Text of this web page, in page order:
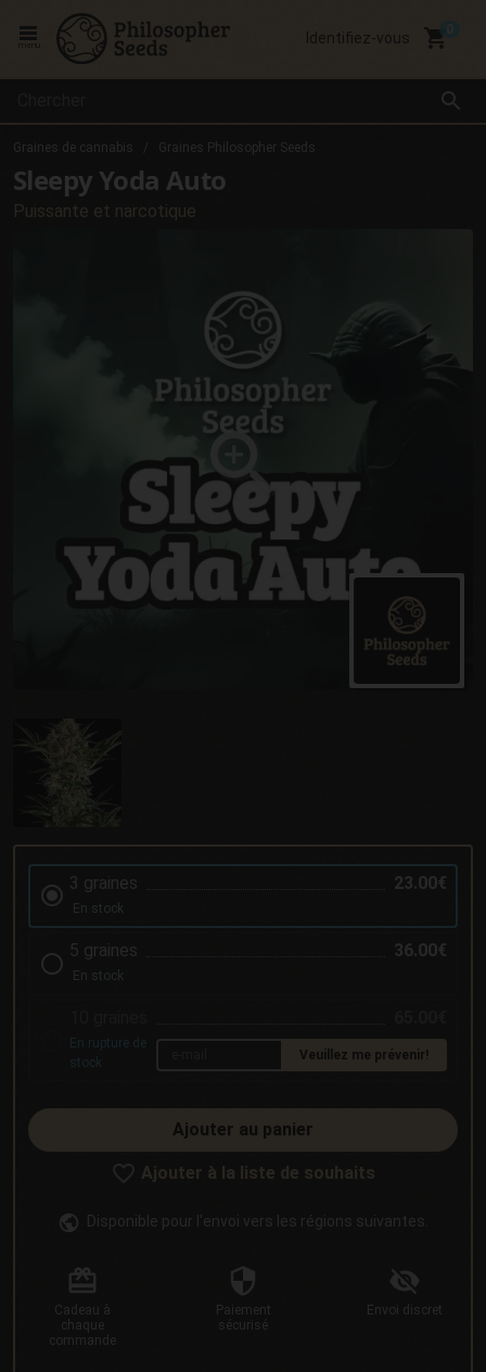
search
Identifiez-vous local_grocery_store
Graines de cannabis Graines Philosopher Seeds
Sleepy Yoda Auto
Puissante et narcotique
3 graines 23.00€
En stock
5 graines 36.00€
En stock
En rupture de
stock
Veuillez me prévenir!
Ajouter au panier
Ajouter à la liste de souhaits
Disponible pour l'envoi vers les régions suivantes.
Cadeau à
chaque
commande
Paiement
sécurisé
Envoi discret